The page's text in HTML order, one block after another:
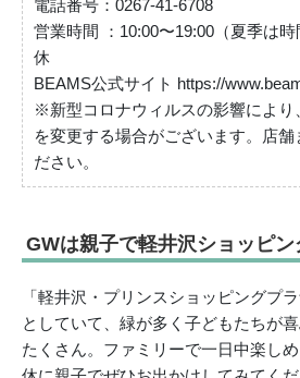
電話番号：0267-41-6708
営業時間 ：10:00〜19:00（夏季は
休
BEAMS公式サイト https://
※新型コロナウィルスの影響により
を変更する場合がございます。店舗
ださい。
GWは親子で軽井沢ショッピン
「軽井沢・プリンスショッピングプ
としていて、緑が多く子どもたちが
たくさん。ファミリーで一日中楽し